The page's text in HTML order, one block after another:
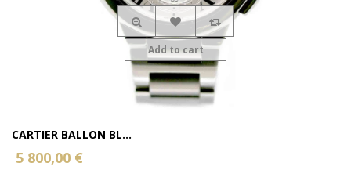
CARTIER BALLON BL...
5 800,00 €
Add to cart